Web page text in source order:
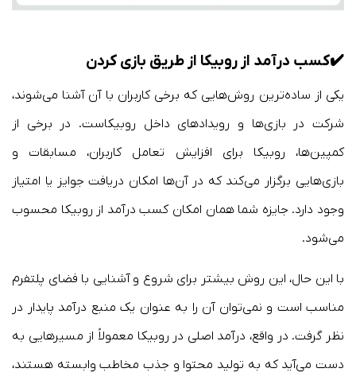
✔️کسب درآمد از روبیکا از طریق بازی کردن
یکی از ساده‌ترین روش‌هایی که برخی کاربران با آن آشنا می‌شوند،
شرکت در بازی‌ها و رویدادهای داخل روبیکاست. در برخی از
کمپین‌ها، روبیکا برای افزایش تعامل کاربران، مسابقات و
بازی‌هایی برگزار می‌کند که در آن‌ها امکان دریافت جوایز یا امتیاز
وجود دارد. جایزه شما همان امکان کسب درآمد از روبیکا محسوب
می‌شود.
با این حال، این روش بیشتر برای شروع و آشنایی با فضای پلتفرم
مناسب است و نمی‌توان آن را به عنوان یک منبع درآمد پایدار در
نظر گرفت. در واقع، درآمد اصلی در روبیکا معمولاً از مسیرهایی به
دست می‌آید که به تولید محتوا و جذب مخاطب وابسته هستند،